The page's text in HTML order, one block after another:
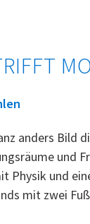
anders Bild
und
Physik und
mit zwei